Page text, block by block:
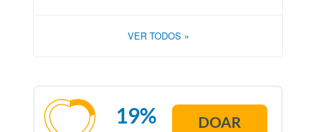
VER TODOS »
19% DOAR